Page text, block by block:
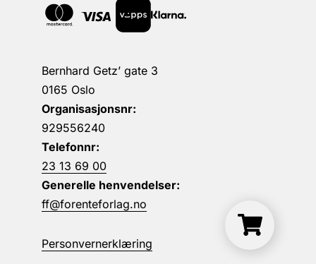
Bernhard Getz’ gate 3
0165 Oslo
Organisasjonsnr:
929556240
Telefonnr:
23 13 69 00
Generelle henvendelser:
ff@forenteforlag.no
Personvernerklæring